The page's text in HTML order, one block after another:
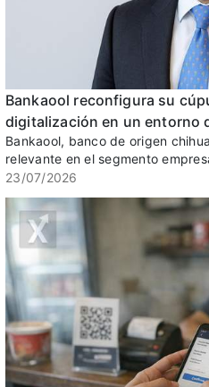
Bankaool reconfigura su
digitalización en un entorno
Bankaool, banco de origen
relevante en el segmento
23/07/2026